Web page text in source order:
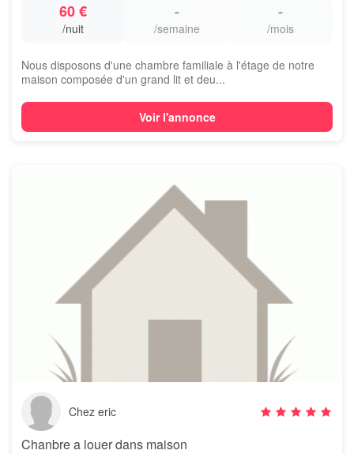
60 €
/nuit
-
/semaine
-
/mois
Nous disposons d'une chambre familiale à l'étage de notre
maison composée d'un grand lit et deu...
Voir l'annonce
Chez eric
Chanbre a louer dans maison